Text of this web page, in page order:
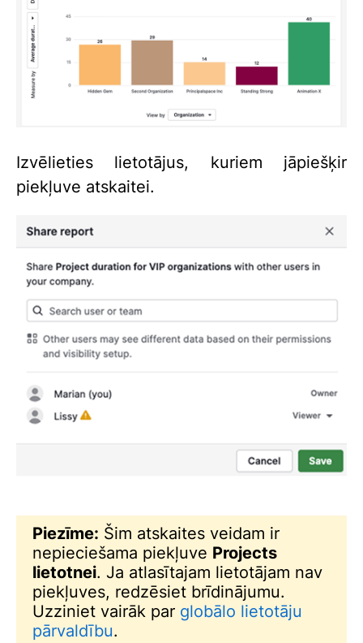
Izvēlieties lietotājus, kuriem jāpiešķir
piekļuve atskaitei.
Piezīme: Šim atskaites veidam ir
nepieciešama piekļuve Projects
lietotnei. Ja atlasītajam lietotājam nav
piekļuves, redzēsiet brīdinājumu.
Uzziniet vairāk par globālo lietotāju
pārvaldību.